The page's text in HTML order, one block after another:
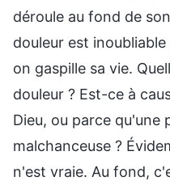
déroule au fond de
douleur est
on gaspille sa vie.
douleur ? Est-ce à
Dieu, ou parce qu'une
malchanceuse ?
n'est vraie. Au fond,